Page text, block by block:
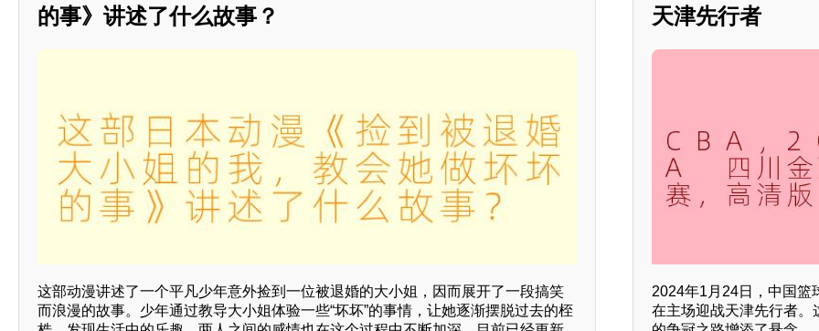
的事》讲述了什么故事？
这部动漫讲述了一个平凡少年意外捡到一位被退婚的大小姐，因而展开了一段搞笑
而浪漫的故事。少年通过教导大小姐体验一些“坏坏”的事情，让她逐渐摆脱过去的桎
天津先行者
2024年1月24日，中国篮
在主场迎战天津先行者。